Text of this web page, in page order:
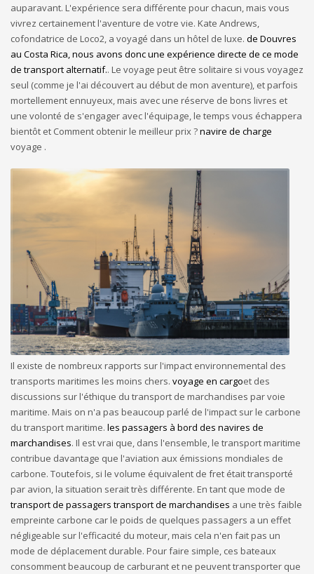
auparavant. L'expérience sera différente pour chacun, mais vous
vivrez certainement l'aventure de votre vie. Kate Andrews,
cofondatrice de Loco2, a voyagé dans un hôtel de luxe. de Douvres
au Costa Rica, nous avons donc une expérience directe de ce mode
de transport alternatif.. Le voyage peut être solitaire si vous voyagez
seul (comme je l'ai découvert au début de mon aventure), et parfois
mortellement ennuyeux, mais avec une réserve de bons livres et
une volonté de s'engager avec l'équipage, le temps vous échappera
bientôt et Comment obtenir le meilleur prix ?navire de charge
voyage .
Il existe de nombreux rapports sur l'impact environnemental des
transports maritimes les moins chers. voyage en cargoet des
discussions sur l'éthique du transport de marchandises par voie
maritime. Mais on n'a pas beaucoup parlé de l'impact sur le carbone
du transport maritime. les passagers à bord des navires de
marchandises. Il est vrai que, dans l'ensemble, le transport maritime
contribue davantage que l'aviation aux émissions mondiales de
carbone. Toutefois, si le volume équivalent de fret était transporté
par avion, la situation serait très différente. En tant que mode de
transport de passagers transport de marchandises a une très faible
empreinte carbone car le poids de quelques passagers a un effet
négligeable sur l'efficacité du moteur, mais cela n'en fait pas un
mode de déplacement durable. Pour faire simple, ces bateaux
consomment beaucoup de carburant et ne peuvent transporter que